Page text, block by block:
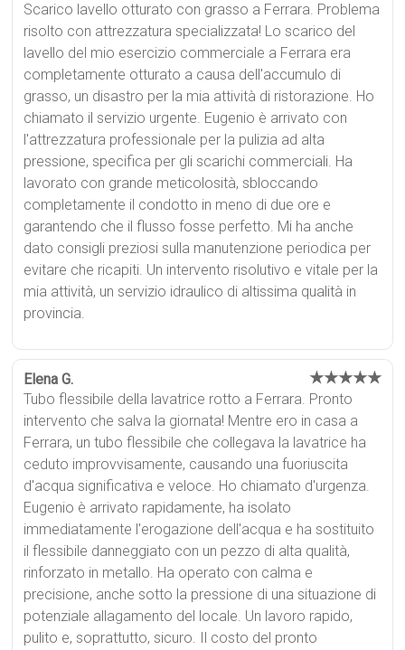
Scarico lavello otturato con grasso a Ferrara. Problema
risolto con attrezzatura specializzata! Lo scarico del
lavello del mio esercizio commerciale a Ferrara era
completamente otturato a causa dell'accumulo di
grasso, un disastro per la mia attività di ristorazione. Ho
chiamato il servizio urgente. Eugenio è arrivato con
l'attrezzatura professionale per la pulizia ad alta
pressione, specifica per gli scarichi commerciali. Ha
lavorato con grande meticolosità, sbloccando
completamente il condotto in meno di due ore e
garantendo che il flusso fosse perfetto. Mi ha anche
dato consigli preziosi sulla manutenzione periodica per
evitare che ricapiti. Un intervento risolutivo e vitale per la
mia attività, un servizio idraulico di altissima qualità in
provincia.
Elena G. ★★★★★
Tubo flessibile della lavatrice rotto a Ferrara. Pronto
intervento che salva la giornata! Mentre ero in casa a
Ferrara, un tubo flessibile che collegava la lavatrice ha
ceduto improvvisamente, causando una fuoriuscita
d'acqua significativa e veloce. Ho chiamato d'urgenza.
Eugenio è arrivato rapidamente, ha isolato
immediatamente l'erogazione dell'acqua e ha sostituito
il flessibile danneggiato con un pezzo di alta qualità,
rinforzato in metallo. Ha operato con calma e
precisione, anche sotto la pressione di una situazione di
potenziale allagamento del locale. Un lavoro rapido,
pulito e, soprattutto, sicuro. Il costo del pronto